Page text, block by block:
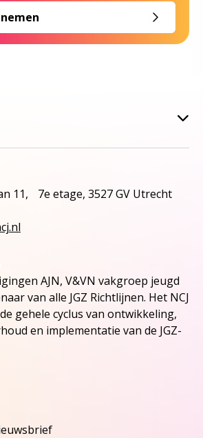
11, 7e etage, 3527 GV Utrecht
AJN, V&VN vakgroep jeugd
van alle JGZ Richtlijnen. Het NCJ
gehele cyclus van ontwikkeling,
en implementatie van de JGZ-